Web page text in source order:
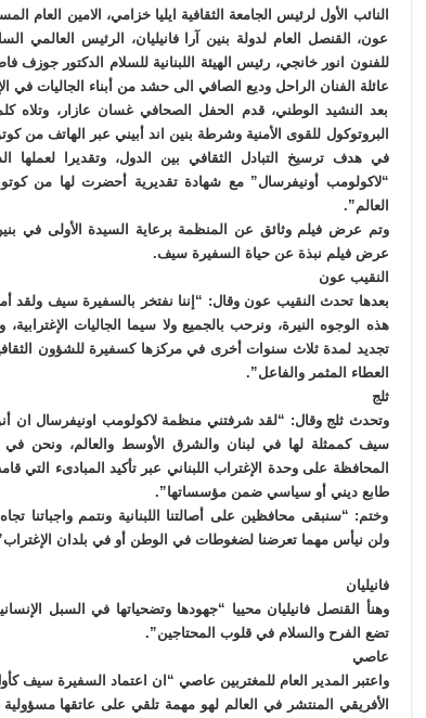
النائب الأول لرئيس الجامعة الثقافية ايليا خزامي، الامين العام
عون، القنصل العام لدولة بنين آرا فانيليان، الرئيس العالمي
للفنون انور خانجي، رئيس الهيئة اللبنانية للسلام الدكتور جوزف
عائلة الفنان الراحل وديع الصافي الى حشد من أبناء الجاليات في
بعد النشيد الوطني، قدم الحفل الصحافي غسان عازار، وتلاه
البروتوكول للقوى الأمنية وشرطة بنين اند أبيني عبر الهاتف من
في هدف ترسيخ التبادل الثقافي بين الدول، وتقديرا لعملها
“لاكولومب أونيفرسال” مع شهادة تقديرية أحضرت لها من كوتونو
العالم”.
وتم عرض فيلم وثائق عن المنظمة برعاية السيدة الأولى في
عرض فيلم نبذة عن حياة السفيرة سيف.
النقيب عون
بعدها تحدث النقيب عون وقال: “إننا نفتخر بالسفيرة سيف ولقد
هذه الوجوه النيرة، ونرحب بالجميع ولا سيما الجاليات
تجديد لمدة ثلاث سنوات أخرى في مركزها كسفيرة للشؤون
العطاء المثمر والفاعل”.
ثلج
وتحدث ثلج وقال: “لقد شرفتني منظمة لاكولومب اونيفرسال ان
سيف كممثلة لها في لبنان والشرق الأوسط والعالم، ونحن في
المحافظة على وحدة الإغتراب اللبناني عبر تأكيد المبادىء
طابع ديني أو سياسي ضمن مؤسساتها”.
وختم: “سنبقى محافظين على أصالتنا اللبنانية ونتمم واجباتنا
ولن نيأس مهما تعرضنا لضغوطات في الوطن أو في بلدان
فانيليان
وهنأ القنصل فانيليان محييا “جهودها وتضحياتها في السبل
تضع الفرح والسلام في قلوب المحتاجين”.
عاصي
واعتبر المدير العام للمغتربين عاصي “ان اعتماد السفيرة سيف
الأفريقي المنتشر في العالم لهو مهمة تلقي على عاتقها مسؤولية